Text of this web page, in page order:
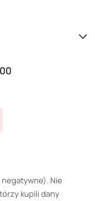
Nie
kupili dany